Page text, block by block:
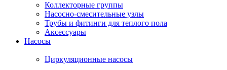
Коллекторные группы
Насосно-смесительные узлы
Трубы и фитинги для теплого пола
Аксессуары
Насосы
Циркуляционные насосы